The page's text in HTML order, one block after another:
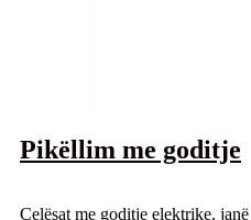
Pikëllim me goditje
Çelësat me goditje elektrike,